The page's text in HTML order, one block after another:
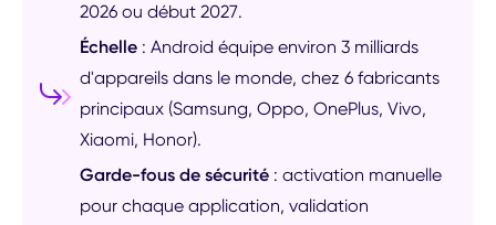
2026 ou début 2027.
Échelle : Android équipe environ 3 milliards
d'appareils dans le monde, chez 6 fabricants
principaux (Samsung, Oppo, OnePlus, Vivo,
Xiaomi, Honor).
Garde-fous de sécurité : activation manuelle
pour chaque application, validation